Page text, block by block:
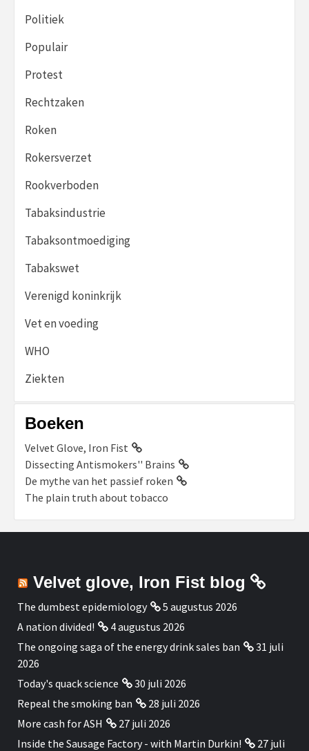
Politiek
Populair
Protest
Rechtzaken
Roken
Rokersverzet
Rookverboden
Tabaksindustrie
Tabaksontmoediging
Tabakswet
Verenigd koninkrijk
Vet en voeding
WHO
Ziekten
Boeken
Velvet Glove, Iron Fist
Dissecting Antismokers'' Brains
De mythe van het passief roken
The plain truth about tobacco
Velvet glove, Iron Fist blog
The dumbest epidemiology
5 augustus 2026
A nation divided!
4 augustus 2026
The ongoing saga of the energy drink sales ban
31 juli
2026
Today's quack science
30 juli 2026
Repeal the smoking ban
28 juli 2026
More cash for ASH
27 juli 2026
Inside the Sausage Factory - with Martin Durkin!
27 juli